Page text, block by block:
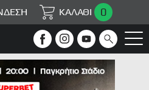
ΚΑΛΑΘΙ 0